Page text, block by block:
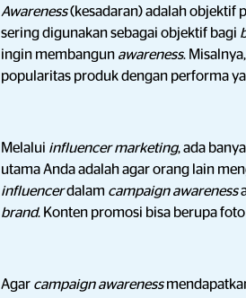
Awareness(kesadaran) adalah objektif
sering digunakan sebagai objektif bagi
ingin membangun awareness.
popularitas produk dengan performa
Melalui influencer marketing, ada
utama Anda adalah agar orang lain
influencerdalam campaign awareness
brand. Konten promosi bisa berupa
Agar campaign awareness